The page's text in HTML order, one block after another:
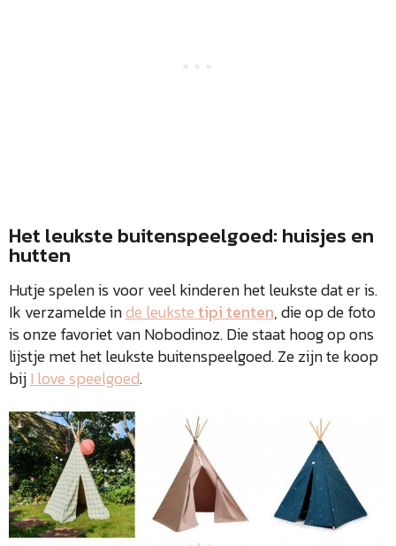
Het leukste buitenspeelgoed: huisjes en
hutten
Hutje spelen is voor veel kinderen het leukste dat er is.
Ik verzamelde inde leukstetipi tenten, die op de foto
is onze favoriet van Nobodinoz. Die staat hoog op ons
lijstje met het leukste buitenspeelgoed. Ze zijn te koop
bijI love speelgoed.